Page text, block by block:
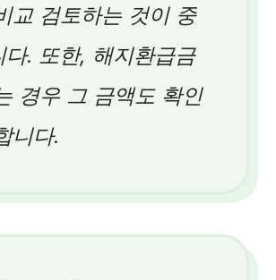
교 검토하는 것이 중
다. 또한, 해지환급금
경우 그 금액도 확인
니다.